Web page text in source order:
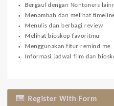
Bergaul dengan Nontoners
Menambah dan melihat
Menulis dan berbagi review
Melihat bioskop favoritmu
Menggunakan fitur remind me
Informasi jadwal film dan
Register With Form